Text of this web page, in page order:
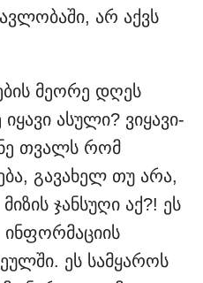
არ აქვს
მეორე დღეს
ასული? ვიყავი-
თვალს რომ
გავახელ თუ არა,
ჯანსუღი აქ?! ეს
ინფორმაციის
ეს სამყაროს